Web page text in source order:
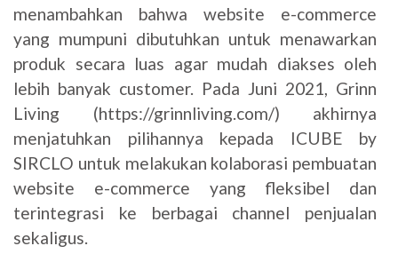
menambahkan bahwa website e-commerce
yang mumpuni dibutuhkan untuk menawarkan
produk secara luas agar mudah diakses oleh
lebih banyak customer. Pada Juni 2021, Grinn
Living (https://grinnliving.com/) akhirnya
menjatuhkan pilihannya kepada ICUBE by
SIRCLO untuk melakukan kolaborasi pembuatan
website e-commerce yang fleksibel dan
terintegrasi ke berbagai channel penjualan
sekaligus.